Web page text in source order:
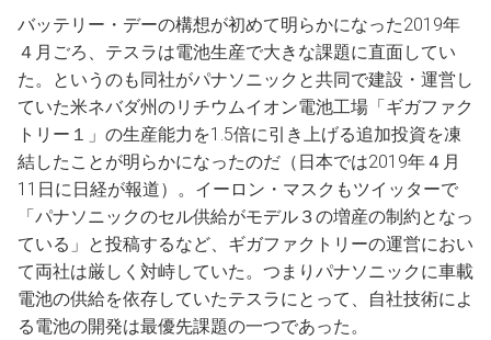
バッテリー・デーの構想が初めて明らかになった2019年
４月ごろ、テスラは電池生産で大きな課題に直面してい
た。というのも同社がパナソニックと共同で建設・運営し
ていた米ネバダ州のリチウムイオン電池工場「ギガファク
トリー１」の生産能力を1.5倍に引き上げる追加投資を凍
結したことが明らかになったのだ（日本では2019年４月
11日に日経が報道）。イーロン・マスクもツイッターで
「パナソニックのセル供給がモデル３の増産の制約となっ
ている」と投稿するなど、ギガファクトリーの運営におい
て両社は厳しく対峙していた。つまりパナソニックに車載
電池の供給を依存していたテスラにとって、自社技術によ
る電池の開発は最優先課題の一つであった。